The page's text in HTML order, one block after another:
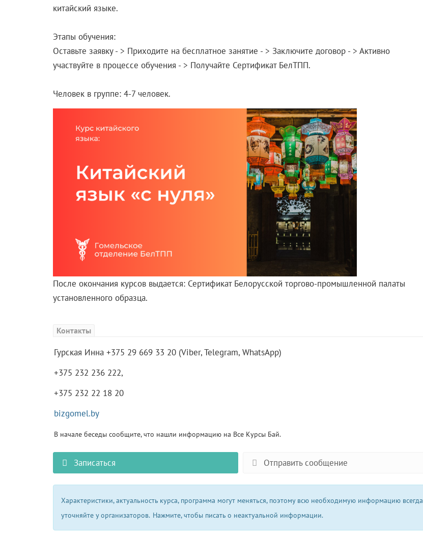
китайский языке.
Этапы обучения:
Оставьте заявку - > Приходите на бесплатное занятие - > Заключите договор - > Активно
участвуйте в процессе обучения - > Получайте Сертификат БелТПП.
Человек в группе: 4-7 человек.
После окончания курсов выдается: Сертификат Белорусской торгово-промышленной палаты
установленного образца.
Контакты
Гурская Инна +375 29 669 33 20 (Viber, Telegram, WhatsApp)
+375 232 236 222,
+375 232 22 18 20
bizgomel.by
В начале беседы сообщите, что нашли информацию на Все Курсы Бай.
Записаться Отправить сообщение
Характеристики, актуальность курса, программа могут меняться, поэтому всю необходимую информацию всегда
уточняйте у организаторов. Нажмите, чтобы писать о неактуальной информации.